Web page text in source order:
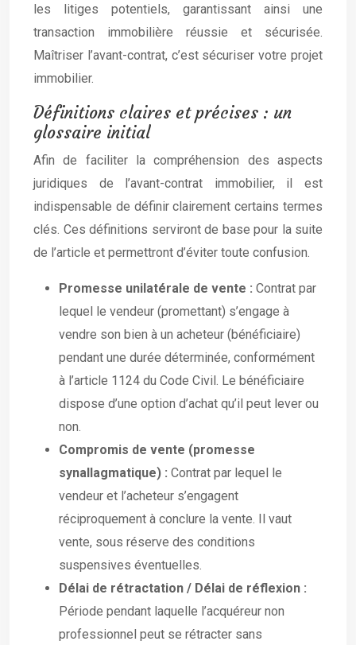
les litiges potentiels, garantissant ainsi une
transaction immobilière réussie et sécurisée.
Maîtriser l’avant-contrat, c’est sécuriser votre projet
immobilier.
Définitions claires et précises : un
glossaire initial
Afin de faciliter la compréhension des aspects
juridiques de l’avant-contrat immobilier, il est
indispensable de définir clairement certains termes
clés. Ces définitions serviront de base pour la suite
de l’article et permettront d’éviter toute confusion.
Promesse unilatérale de vente : Contrat par
lequel le vendeur (promettant) s’engage à
vendre son bien à un acheteur (bénéficiaire)
pendant une durée déterminée, conformément
à l’article 1124 du Code Civil. Le bénéficiaire
dispose d’une option d’achat qu’il peut lever ou
non.
Compromis de vente (promesse
synallagmatique) : Contrat par lequel le
vendeur et l’acheteur s’engagent
réciproquement à conclure la vente. Il vaut
vente, sous réserve des conditions
suspensives éventuelles.
Délai de rétractation / Délai de réflexion :
Période pendant laquelle l’acquéreur non
professionnel peut se rétracter sans